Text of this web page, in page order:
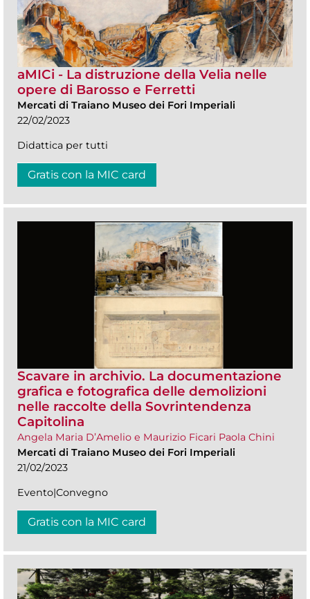
aMICi - La distruzione della Velia nelle
opere di Barosso e Ferretti
Mercati di Traiano Museo dei Fori Imperiali
22/02/2023
Didattica per tutti
Gratis con la MIC card
Scavare in archivio. La documentazione
grafica e fotografica delle demolizioni
nelle raccolte della Sovrintendenza
Capitolina
Angela Maria D’Amelio e Maurizio Ficari Paola Chini
Mercati di Traiano Museo dei Fori Imperiali
21/02/2023
Evento|Convegno
Gratis con la MIC card